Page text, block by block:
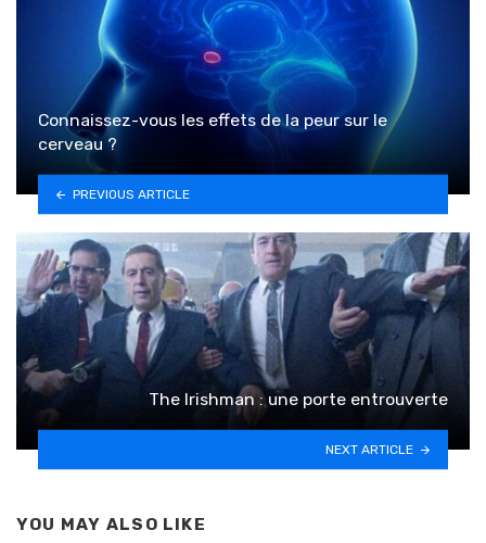
Connaissez-vous les effets de la peur sur le
cerveau ?
PREVIOUS ARTICLE
The Irishman : une porte entrouverte
NEXT ARTICLE
YOU MAY ALSO LIKE